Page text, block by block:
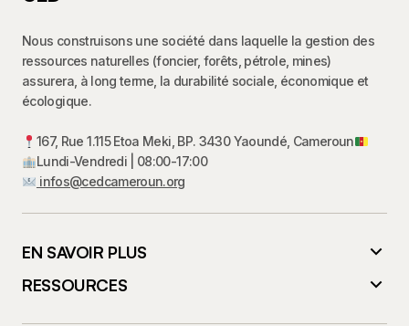
Nous construisons une société dans laquelle la gestion des
ressources naturelles (foncier, forêts, pétrole, mines)
assurera, à long terme, la durabilité sociale, économique et
écologique.
167, Rue 1.115 Etoa Meki, BP. 3430 Yaoundé, Cameroun
Lundi-Vendredi | 08:00-17:00
infos@cedcameroun.org
EN SAVOIR PLUS
RESSOURCES